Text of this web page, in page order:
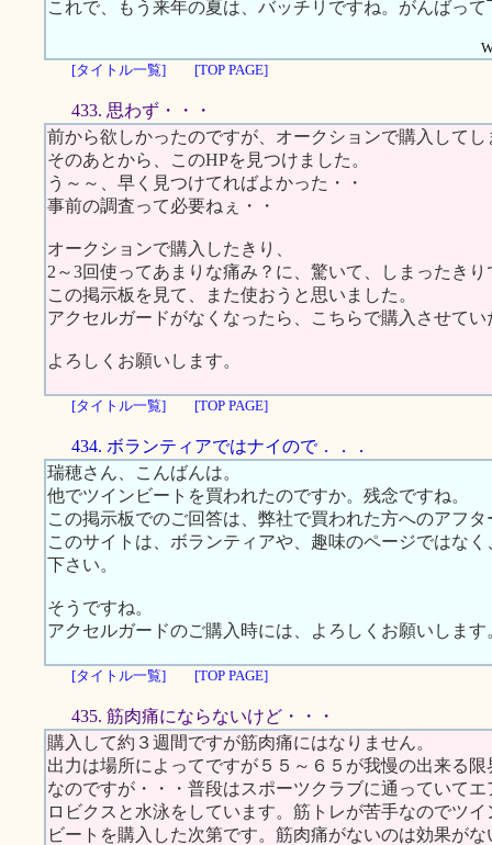
これで、もう来年の夏は、バッチリですね。がんばって
[タイトル一覧]
[TOP PAGE]
433. 思わず・・・
前から欲しかったのですが、オークションで購入してし
そのあとから、このHPを見つけました。
う～～、早く見つけてればよかった・・
事前の調査って必要ねぇ・・
オークションで購入したきり、
2～3回使ってあまりな痛み？に、驚いて、しまったき
この掲示板を見て、また使おうと思いました。
アクセルガードがなくなったら、こちらで購入させて
よろしくお願いします。
[タイトル一覧] [TOP PAGE]
434. ボランティアではナイので．．．
瑞穂さん、こんばんは。
他でツインビートを買われたのですか。残念ですね。
この掲示板でのご回答は、弊社で買われた方へのアフ
このサイトは、ボランティアや、趣味のページではな
下さい。
そうですね。
アクセルガードのご購入時には、よろしくお願いします
[タイトル一覧] [TOP PAGE]
435. 筋肉痛にならないけど・・・
購入して約３週間ですが筋肉痛にはなりません。
出力は場所によってですが５５～６５が我慢の出来る限
なのですが・・・普段はスポーツクラブに通っていてエ
ロビクスと水泳をしています。筋トレが苦手なのでツイ
ビートを購入した次第です。筋肉痛がないのは効果がな